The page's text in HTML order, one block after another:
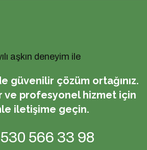
aşkın deneyim ile
güvenilir çözüm ortağınız.
ve profesyonel hizmet için
iletişime geçin.
566 33 98